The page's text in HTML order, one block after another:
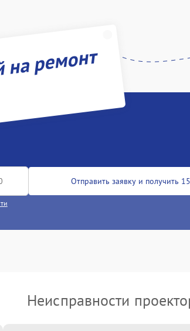
ремонт
Отправить заявку и получить
Неисправности